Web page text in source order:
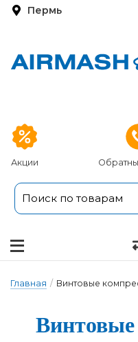
Пермь
Акции
Главная / Винтовые